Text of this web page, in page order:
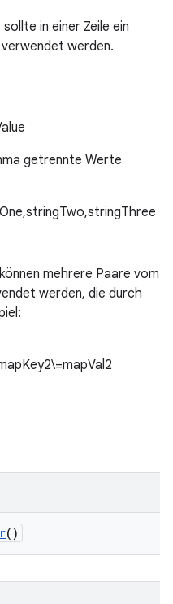
in einer Zeile ein
werden.
getrennte Werte
mehrere Paare vom
werden, die durch
()